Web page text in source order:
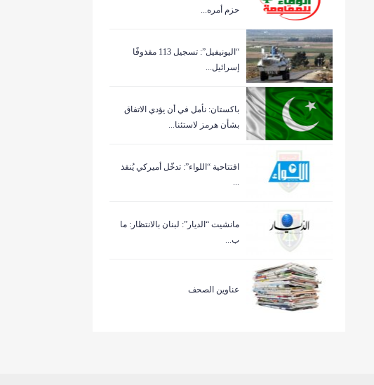
حزم أمره...
“اليونيفيل”: تسجيل 113 مقذوفًا
إسرائيل...
باكستان: نأمل في أن يؤدي الاتفاق
بشأن هرمز لاستئنا...
افتتاحية “اللواء”: تدخّل أميركي يُنقذ
...
مانشيت “الديار”: لبنان بالانتظار: ما
ب...
عناوين الصحف